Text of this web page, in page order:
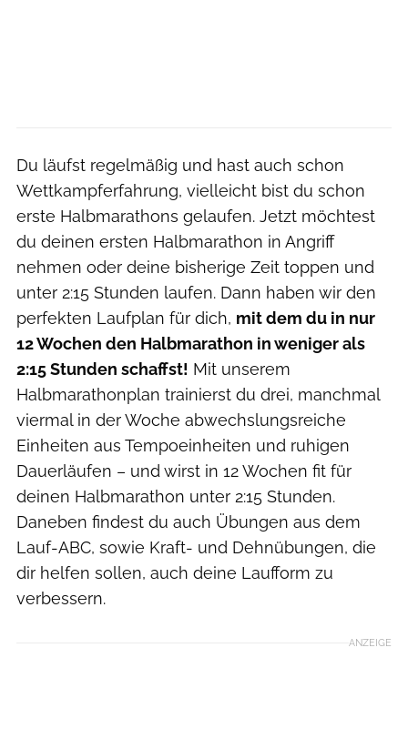
Du läufst regelmäßig und hast auch schon
Wettkampferfahrung, vielleicht bist du schon
erste Halbmarathons gelaufen. Jetzt möchtest
du deinen ersten Halbmarathon in Angriff
nehmen oder deine bisherige Zeit toppen und
unter 2:15 Stunden laufen. Dann haben wir den
perfekten Laufplan für dich, mit dem du in nur
12 Wochen den Halbmarathon in weniger als
2:15 Stunden schaffst! Mit unserem
Halbmarathonplan trainierst du drei, manchmal
viermal in der Woche abwechslungsreiche
Einheiten aus Tempoeinheiten und ruhigen
Dauerläufen – und wirst in 12 Wochen fit für
deinen Halbmarathon unter 2:15 Stunden.
Daneben findest du auch Übungen aus dem
Lauf-ABC, sowie Kraft- und Dehnübungen, die
dir helfen sollen, auch deine Laufform zu
verbessern.
ANZEIGE